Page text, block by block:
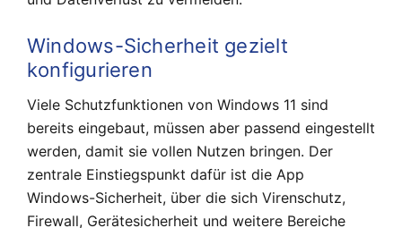
Windows-Sicherheit gezielt
konfigurieren
Viele Schutzfunktionen von Windows 11 sind
bereits eingebaut, müssen aber passend eingestellt
werden, damit sie vollen Nutzen bringen. Der
zentrale Einstiegspunkt dafür ist die App
Windows-Sicherheit, über die sich Virenschutz,
Firewall, Gerätesicherheit und weitere Bereiche